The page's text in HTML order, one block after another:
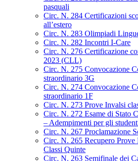
pasquali
Circ. N. 284 Certificazioni
all’estero
Circ. N. 283 Olimpiadi
Circ. N. 282 Incontri I-Care
Circ. N. 276 Certificazione
2023 (CLL)
Circ. N. 275 Convocazione
straordinario 3G
Circ. N. 274 Convocazione
straordinario 1F
Circ. N. 273 Prove Invalsi
Circ. N. 272 Esame di Stato
– Adempimenti per gli
Circ. N. 267 Proclamazione
Circ. N. 265 Recupero
Classi Quinte
Circ. N. 263 Semifinale dei